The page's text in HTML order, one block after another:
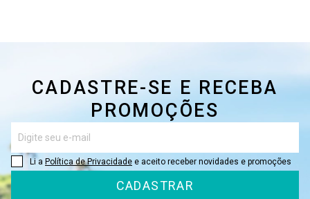
CADASTRE-SE E RECEBA
PROMOÇÕES
Li a Política de Privacidade e aceito receber novidades e promoções
CADASTRAR